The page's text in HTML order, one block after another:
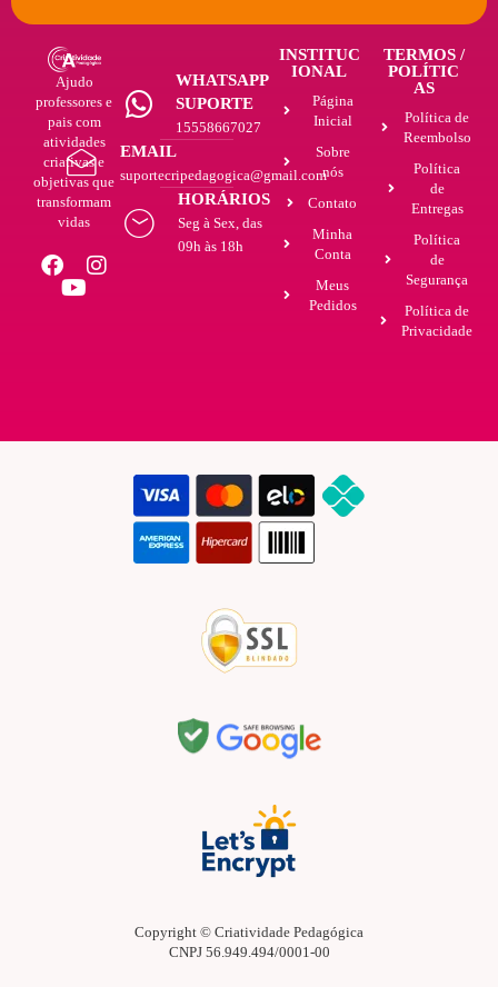
Ajudo
professores e
pais com
atividades
criativas e
objetivas que
transformam
vidas
WHATSAPP
SUPORTE
15558667027
EMAIL
suportecripedagogica@gmail.com
HORÁRIOS
Seg à Sex, das
09h às 18h
INSTITUC
IONAL
Página
Inicial
Sobre
nós
Contato
Minha
Conta
Meus
Pedidos
TERMOS /
POLÍTIC
AS
Política de
Reembolso
Política
de
Entregas
Política
de
Segurança
Política de
Privacidade
Copyright © Criatividade Pedagógica
CNPJ 56.949.494/0001-00